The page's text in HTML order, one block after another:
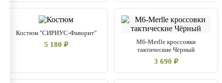
Костюм "СИРИУС-Фаворит"
5 180 ₽
M6-Merlle кроссовки
тактические Чёрный
3 690 ₽